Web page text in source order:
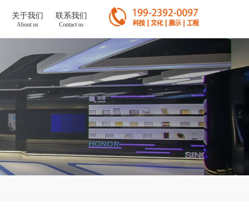
关于我们
About us
联系我们
Contact us